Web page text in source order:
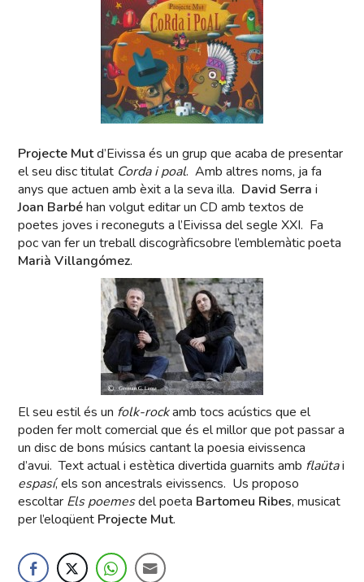
Projecte Mutd’Eivissa és un grup que acaba de presentar
el seu disc titulat Corda i poal. Amb altres noms, ja fa
anys que actuen amb èxit a la seva illa. David Serra i
Joan Barbéhan volgut editar un CD amb textos de
poetes joves i reconeguts a l’Eivissa del segle XXI. Fa
poc van fer un treball discogràficsobre l’emblemàtic poeta
Marià Villangómez.
El seu estil és un folk-rockamb tocs acústics que el
poden fer molt comercial que és el millor que pot passar a
un disc de bons músics cantant la poesia eivissenca
d’avui. Text actual i estètica divertida guarnits amb flaütai
espasí, els son ancestrals eivissencs. Us proposo
escoltar Els poemesdel poeta Bartomeu Ribes, musicat
per l’eloqüent Projecte Mut.